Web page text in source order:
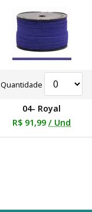
Quantidade
04- Royal
R$ 91,99 / Und